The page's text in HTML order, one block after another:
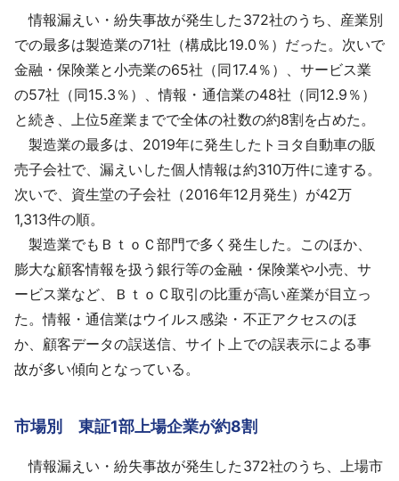
情報漏えい・紛失事故が発生した372社のうち、産業別
での最多は製造業の71社（構成比19.0％）だった。次いで
金融・保険業と小売業の65社（同17.4％）、サービス業
の57社（同15.3％）、情報・通信業の48社（同12.9％）
と続き、上位5産業までで全体の社数の約8割を占めた。
製造業の最多は、2019年に発生したトヨタ自動車の販
売子会社で、漏えいした個人情報は約310万件に達する。
次いで、資生堂の子会社（2016年12月発生）が42万
1,313件の順。
製造業でもＢｔｏＣ部門で多く発生した。このほか、
膨大な顧客情報を扱う銀行等の金融・保険業や小売、サ
ービス業など、ＢｔｏＣ取引の比重が高い産業が目立っ
た。情報・通信業はウイルス感染・不正アクセスのほ
か、顧客データの誤送信、サイト上での誤表示による事
故が多い傾向となっている。
市場別 東証1部上場企業が約8割
情報漏えい・紛失事故が発生した372社のうち、上場市